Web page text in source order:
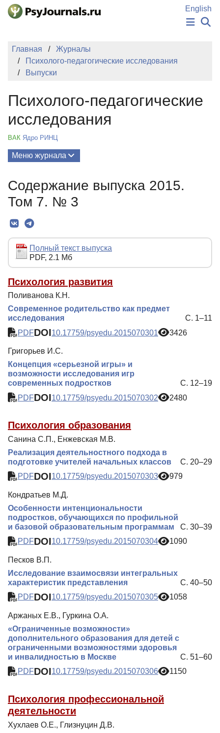
Перейти к основному содержанию
English
НОВОСТИ
КЛЮЧЕВЫЕ СЛОВА
Главная
Журналы
Психолого-педагогические исследования
Выпуски
Психолого-педагогические
исследования
ВАК Ядро РИНЦ
Меню журнала
О Журнале
Редколлегия
Редакционная политика
Индексирование
Для авторов
Рубрики
Препринты
Подписка
Контакты
Содержание выпуска 2015.
Том 7. № 3
Полный текст выпуска
PDF, 2.1 Мб
Психология развития
Поливанова К.Н.
Современное родительство как предмет
исследования
С. 1–11
PDFDOI10.17759/psyedu.2015070301 3426
Григорьев И.С.
Концепция «серьезной игры» и
возможности исследования игр
современных подростков
С. 12–19
PDFDOI10.17759/psyedu.2015070302 2480
Психология образования
Санина С.П., Енжевская М.В.
Реализация деятельностного подхода в
подготовке учителей начальных классов
С. 20–29
PDFDOI10.17759/psyedu.2015070303 979
Кондратьев М.Д.
Особенности интенциональности
подростков, обучающихся по профильной
и базовой образовательным программам
С. 30–39
PDFDOI10.17759/psyedu.2015070304 1090
Песков В.П.
Исследование взаимосвязи интегральных
характеристик представления
С. 40–50
PDFDOI10.17759/psyedu.2015070305 1058
Аржаных Е.В., Гуркина О.А.
«Ограниченные возможности»
дополнительного образования для детей с
ограниченными возможностями здоровья
и инвалидностью в Москве
С. 51–60
PDFDOI10.17759/psyedu.2015070306 1150
Психология профессиональной
деятельности
Хухлаев О.Е., Глизнуцин Д.В.